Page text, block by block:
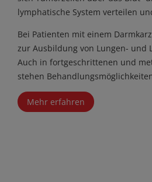
lymphatische System verteilen
Bei Patienten mit einem
zur Ausbildung von Lungen- und
Auch in fortgeschrittenen und
stehen
Mehr erfahren